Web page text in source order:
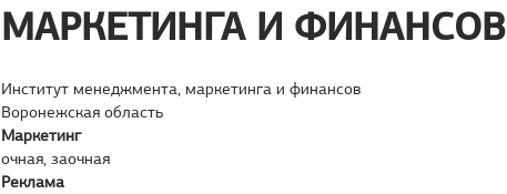
МАРКЕТИНГА И ФИНАНСОВ
Институт менеджмента, маркетинга и финансов
Воронежская область
Маркетинг
очная, заочная
Реклама